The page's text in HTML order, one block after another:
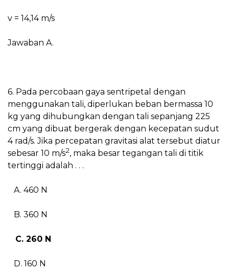
v = 14,14 m/s
Jawaban A.
6. Pada percobaan gaya sentripetal dengan
menggunakan tali, diperlukan beban bermassa 10
kg yang dihubungkan dengan tali sepanjang 225
cm yang dibuat bergerak dengan kecepatan sudut
4 rad/s. Jika percepatan gravitasi alat tersebut diatur
sebesar 10 m/s2, maka besar tegangan tali di titik
tertinggi adalah . . .
A. 460 N
B. 360 N
C. 260 N
D. 160 N